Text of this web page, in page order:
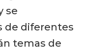
se
de diferentes
temas de